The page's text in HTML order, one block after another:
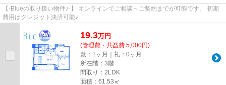
【-Blueの取り扱い物件♪-】 オンラインでご相談～ご契約までが可能です。 初期
費用はクレジット決済可能♪
19.3万円
(管理費・共益費 5,000円)
敷：1ヶ月｜礼：0ヶ月
所在階：3階
間取り：2LDK
面積：61.53㎡